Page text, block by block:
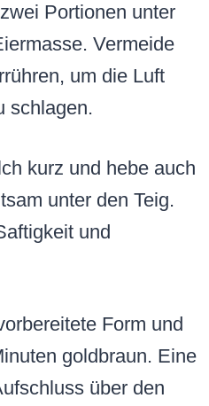
Portionen unter
Vermeide
um die Luft
schlagen.
kurz und hebe auch
unter den Teig.
und
Form und
goldbraun. Eine
über den